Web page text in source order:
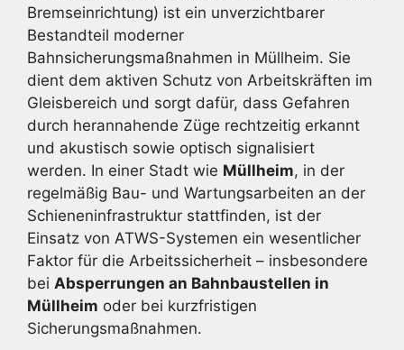
Bremseinrichtung) ist ein unverzichtbarer
Bestandteil moderner
Bahnsicherungsmaßnahmen in Müllheim. Sie
dient dem aktiven Schutz von Arbeitskräften im
Gleisbereich und sorgt dafür, dass Gefahren
durch herannahende Züge rechtzeitig erkannt
und akustisch sowie optisch signalisiert
werden. In einer Stadt wie Müllheim, in der
regelmäßig Bau- und Wartungsarbeiten an der
Schieneninfrastruktur stattfinden, ist der
Einsatz von ATWS-Systemen ein wesentlicher
Faktor für die Arbeitssicherheit – insbesondere
bei Absperrungen an Bahnbaustellen in
Müllheim oder bei kurzfristigen
Sicherungsmaßnahmen.